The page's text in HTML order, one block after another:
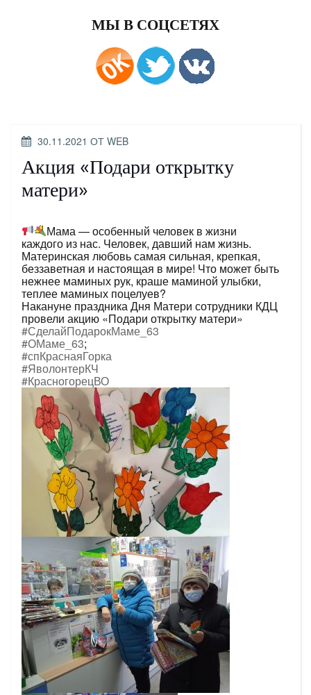
МЫ В СОЦСЕТЯХ
ОПУБЛИКОВАНО
30.11.2021 ОТ WEB
Акция «Подари открытку
матери»
Мама — особенный человек в жизни
каждого из нас. Человек, давший нам жизнь.
Материнская любовь самая сильная, крепкая,
беззаветная и настоящая в мире! Что может быть
нежнее маминых рук, краше маминой улыбки,
теплее маминых поцелуев?
Накануне праздника Дня Матери сотрудники КДЦ
провели акцию «Подари открытку матери»
#СделайПодарокМаме_63
#ОМаме_63;
#спКраснаяГорка
#ЯволонтерКЧ
#КрасногорецВО